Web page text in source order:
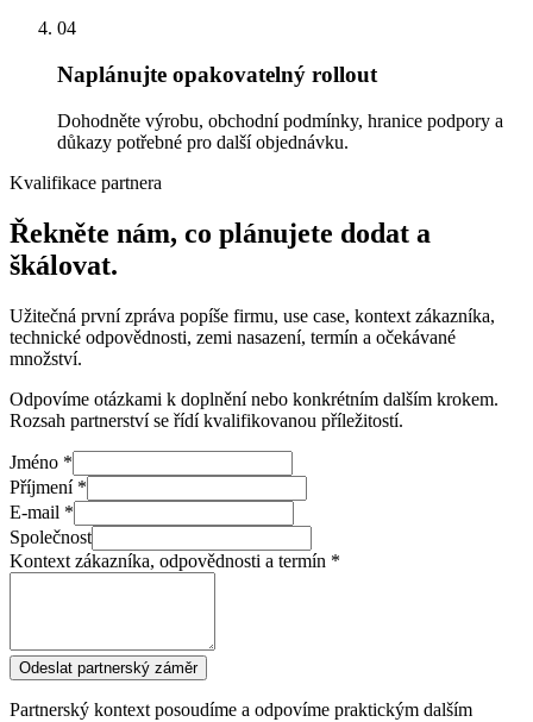
04
Naplánujte opakovatelný rollout
Dohodněte výrobu, obchodní podmínky, hranice podpory a
důkazy potřebné pro další objednávku.
Kvalifikace partnera
Řekněte nám, co plánujete dodat a
škálovat.
Užitečná první zpráva popíše firmu, use case, kontext zákazníka,
technické odpovědnosti, zemi nasazení, termín a očekávané
množství.
Odpovíme otázkami k doplnění nebo konkrétním dalším krokem.
Rozsah partnerství se řídí kvalifikovanou příležitostí.
Jméno *
Příjmení *
E‑mail *
Společnost
Kontext zákazníka, odpovědnosti a termín *
Odeslat partnerský záměr
Partnerský kontext posoudíme a odpovíme praktickým dalším